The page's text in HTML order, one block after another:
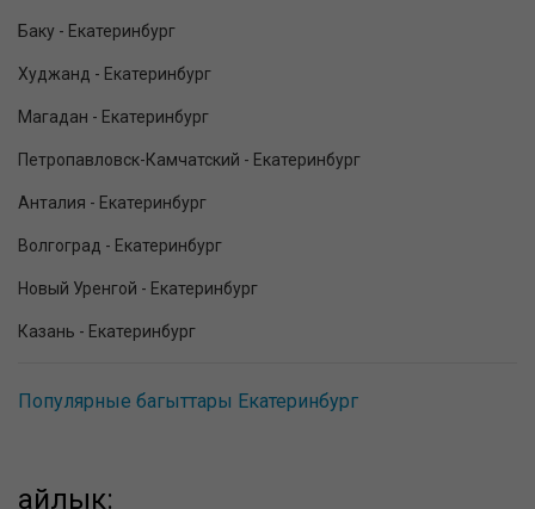
Баку - Екатеринбург
Худжанд - Екатеринбург
Магадан - Екатеринбург
Петропавловск-Камчатский - Екатеринбург
Анталия - Екатеринбург
Волгоград - Екатеринбург
Новый Уренгой - Екатеринбург
Казань - Екатеринбург
Популярные багыттары Екатеринбург
айлык: